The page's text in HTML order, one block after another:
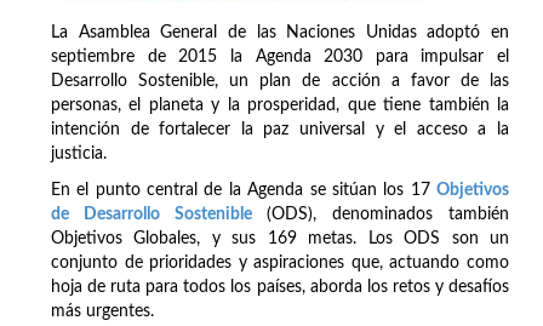
La Asamblea General de las Naciones Unidas adoptó en
septiembre de 2015 la Agenda 2030 para impulsar el
Desarrollo Sostenible, un plan de acción a favor de las
personas, el planeta y la prosperidad, que tiene también la
intención de fortalecer la paz universal y el acceso a la
justicia.
En el punto central de la Agenda se sitúan los 17 Objetivos
de Desarrollo Sostenible(ODS), denominados también
Objetivos Globales, y sus 169 metas. Los ODS son un
conjunto de prioridades y aspiraciones que, actuando como
hoja de ruta para todos los países, aborda los retos y desafíos
más urgentes.